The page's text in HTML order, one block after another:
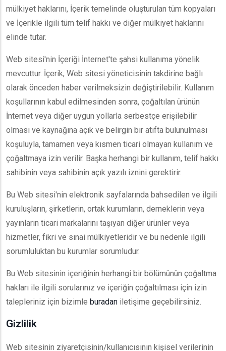
mülkiyet haklarını, İçerik temelinde oluşturulan tüm kopyaları
ve İçerikle ilgili tüm telif hakkı ve diğer mülkiyet haklarını
elinde tutar.
Web sitesi'nin İçeriği İnternet'te şahsi kullanıma yönelik
mevcuttur. İçerik, Web sitesi yöneticisinin takdirine bağlı
olarak önceden haber verilmeksizin değiştirilebilir. Kullanım
koşullarının kabul edilmesinden sonra, çoğaltılan ürünün
İnternet veya diğer uygun yollarla serbestçe erişilebilir
olması ve kaynağına açık ve belirgin bir atıfta bulunulması
koşuluyla, tamamen veya kısmen ticari olmayan kullanım ve
çoğaltmaya izin verilir. Başka herhangi bir kullanım, telif hakkı
sahibinin veya sahibinin açık yazılı iznini gerektirir.
Bu Web sitesi'nin elektronik sayfalarında bahsedilen ve ilgili
kuruluşların, şirketlerin, ortak kurumların, derneklerin veya
yayınların ticari markalarını taşıyan diğer ürünler veya
hizmetler, fikri ve sınai mülkiyetleridir ve bu nedenle ilgili
sorumluluktan bu kurumlar sorumludur.
Bu Web sitesinin içeriğinin herhangi bir bölümünün çoğaltma
hakları ile ilgili sorularınız ve içeriğin çoğaltılması için izin
talepleriniz için bizimle buradan iletişime geçebilirsiniz.
Gizlilik
Web sitesinin ziyaretçisinin/kullanıcısının kişisel verilerinin